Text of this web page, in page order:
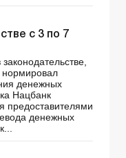
с 3 по 7
денежных
Нацбанк
предоставителями
денежных